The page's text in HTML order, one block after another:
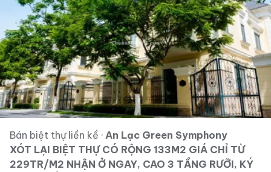
Bán biệt thự liền kề · An Lạc Green Symphony
XÓT LẠI BIỆT THỰ CÓ RỘNG 133M2 GIÁ CHỈ TỪ
229TR/M2 NHẬN Ở NGAY, CAO 3 TẦNG RƯỠI, KÝ